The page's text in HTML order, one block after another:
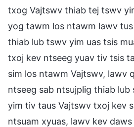
txog Vajtswv thiab tej tswv
yog tawm los ntawm lawv
thiab lub tswv yim uas tsis
txoj kev ntseeg yuav tiv tsis
sim los ntawm Vajtswv, lawv
ntseeg sab ntsujplig thiab lub
yim tiv taus Vajtswv txoj kev
ntsuam xyuas, lawv kev